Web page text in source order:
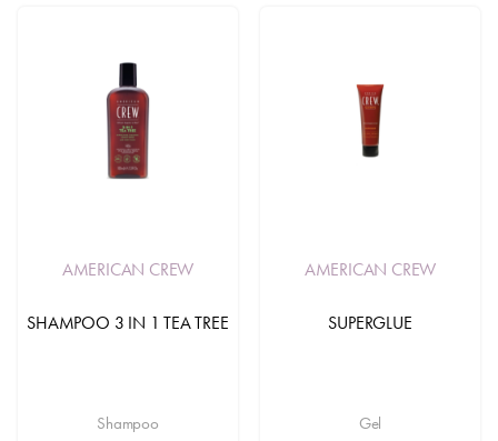
AMERICAN CREW
SHAMPOO 3 IN 1 TEA TREE
Shampoo
AMERICAN CREW
SUPERGLUE
Gel